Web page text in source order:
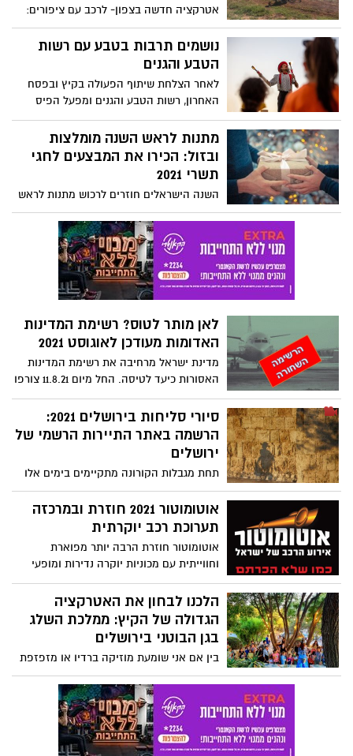
אטרקציה חדשה בצפון- לרכב עם ציפורים:
צי האופניים של האגמון שודרג באופני שטח
מקצועיים. הסיור לאורך 21 ק"מ בליווי מדריך
מקצועי. עוד באוגוסט – נדידת הציפורים
נושמים תרבות בטבע עם רשות
הטבע והגנים
לאחר הצלחת שיתוף הפעולה בקיץ ובפסח
האחרון, רשות הטבע והגנים ומפעל הפיס
שמחים לבשר כי מיזם "נושמים תרבות" חוזר
ומזמינים אתכם לחוויה יוצאת דופן ומלהיבה
המשלבת טבע ותרבות בגנים הלאומיים ברחבי
הארץ. אירועי השיא יתקיימו בשעות אחה"צ
24-26/8, ב-6 גנים לאומיים ברחבי הארץ
מתנות לראש השנה מומלצות
ובזול: הכירו את המבצעים לחגי
תשרי 2021
השנה הישראלים חוזרים לרכוש מתנות לראש
השנה וחגי תשרי. אספנו לכם מבצעים והנחות
המאפשרים לרכוש מתנות זולות לראש השנה,
מתנות מקוריות לחגים ופינוקים לתקופת חגי
תשרי. כמעט שנה טובה בדרך.
לאן מותר לטוס? רשימת המדינות
האדומות מעודכן לאוגוסט 2021
מדינת ישראל מרחיבה את רשימת המדינות
האסורות כיעד לטיסה. החל מיום 11.8.21 צורפו
18 מדינות לרשימת המדינות באזהרה חמורה.
צפו ברשימת המדינות המחייבות בידוד מלא
לשבים - בכל גיל, כולל מחוסנים ומחלימים. כל
הפרטים המתעדכנים אודות לאן מותר לטוס
בכתבה שלפניכם.
סיורי סליחות בירושלים 2021:
הרשמה באתר התיירות הרשמי של
ירושלים
תחת מגבלות הקורונה מתקיימים בימים אלו
בירושלים סיורי סליחות ברחבי העיר. רכזנו
עבורכם את את הסיורים להם ניתן להירשם
באתר התיירות הרשי של ירושלים.
אוטומוטור 2021 חוזרת ובמרכזה
תערוכת רכב יוקרתית
אוטומוטור חוזרת הרבה יותר מפוארת
וחווייתית עם מכוניות יוקרה נדירות ומופעי
אקסטרים. התערוכה המוטורית של ישראל
תתקיים ב-19 עד 23 באוגוסט באקספו גני
התערוכה ת"א ובמרכזה תערוכת רכב
יוקרתית, מופעי אקסטרים מוטוריים ואולם
ענק מיוחד שיציג בתפאורה הוליוודית את
המסע בזמן המוטורי מאז שנת 1900 ועד
למכונית העתיד החשמלית המתקפלת
הלכנו לבחון את האטרקציה
הגדולה של הקיץ: ממלכת השלג
בגן הבוטני בירושלים
בין אם אני שומעת מוזיקה ברדיו או מזפזפת
בין ערוצי הטלוויזיה, הקמפיין של הגברת
(הנפלאה!) מרים פרץ רודף אחריי לכל מקום
ומציע לעם ישראל להגיע בחופשת הקיץ לעיר
הבירה – ירושלים. האמת, שהישיבה
הממושכת במזגן, השעמום של הילדים והרצון